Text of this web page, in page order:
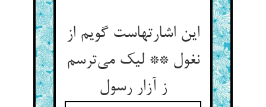
این اشارتهاست گویم از
نغول ** لیک می‌‌ترسم